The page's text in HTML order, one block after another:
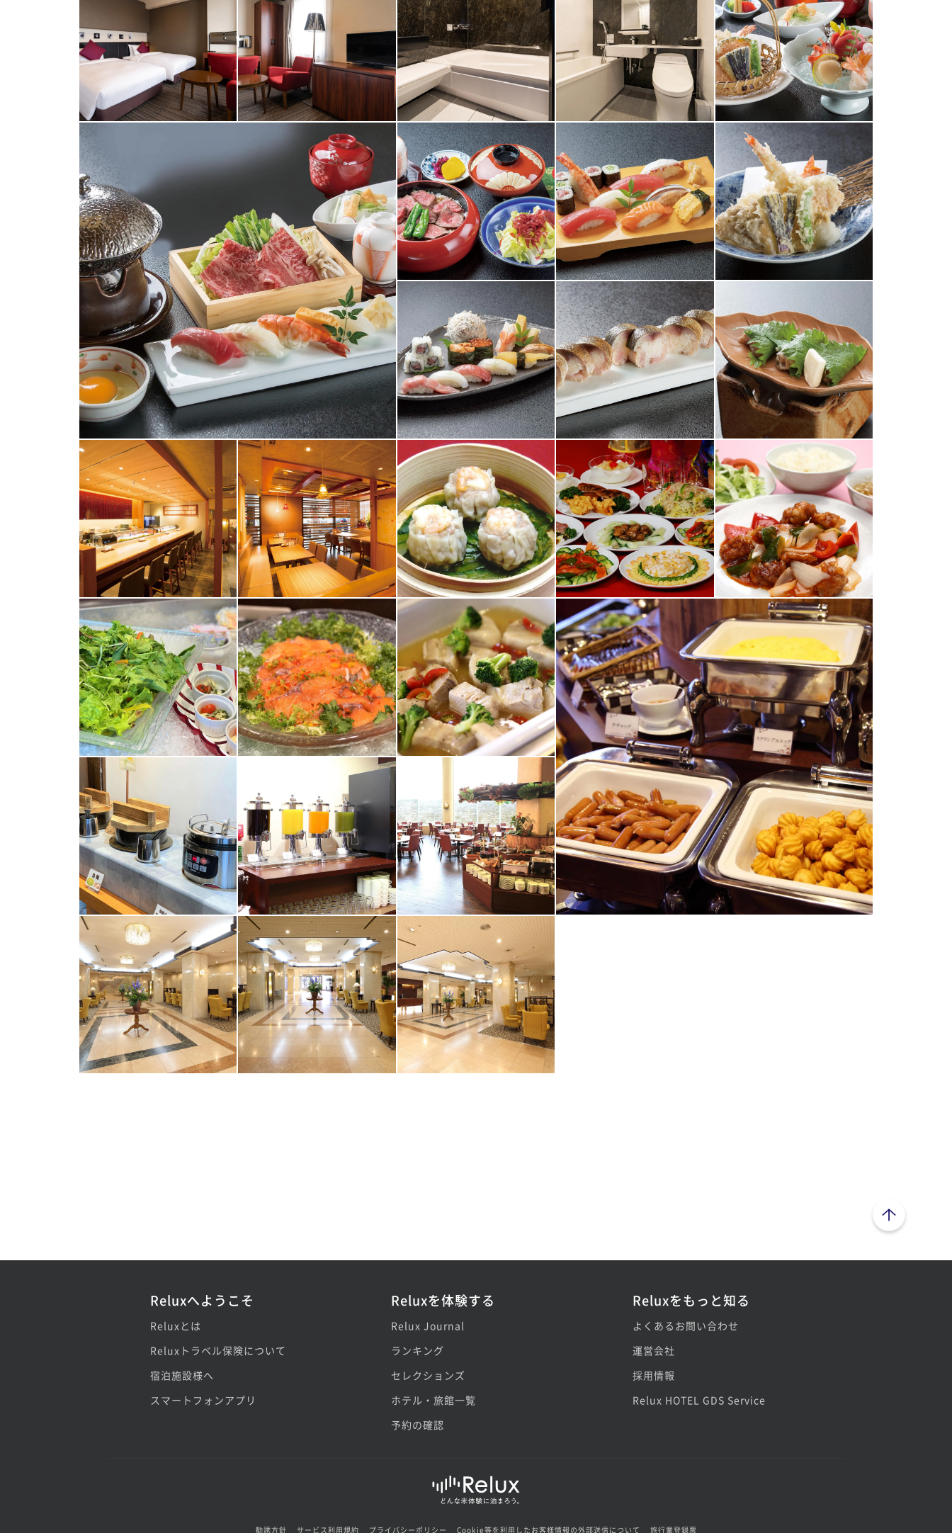
Reluxへようこそ
Reluxとは
Reluxトラベル保険について
宿泊施設様へ
スマートフォンアプリ
Reluxを体験する
Relux Journal
ランキング
セレクションズ
ホテル・旅館一覧
予約の確認
Reluxをもっと知る
よくあるお問い合わせ
運営会社
採用情報
Relux HOTEL GDS Service
勧誘方針 サービス利用規約 プライバシーポリシー Cookie等を利用したお客様情報の外部送信について 旅行業登録票